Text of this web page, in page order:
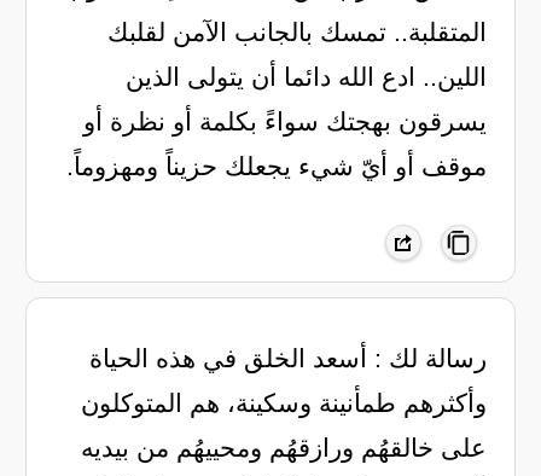
المتقلبة.. تمسك بالجانب الآمن لقلبك
اللين.. ادع الله دائما أن يتولى الذين
يسرقون بهجتك سواءً بكلمة أو نظرة أو
موقف أو أيّ شيء يجعلك حزيناً ومهزوماً.
رسالة لك : ‏أسعد الخلق في هذه الحياة
وأكثرهم طمأنينة وسكينة، هم المتوكلون
على خالقهُم ورازقهُم ومحييهُم من بيديه